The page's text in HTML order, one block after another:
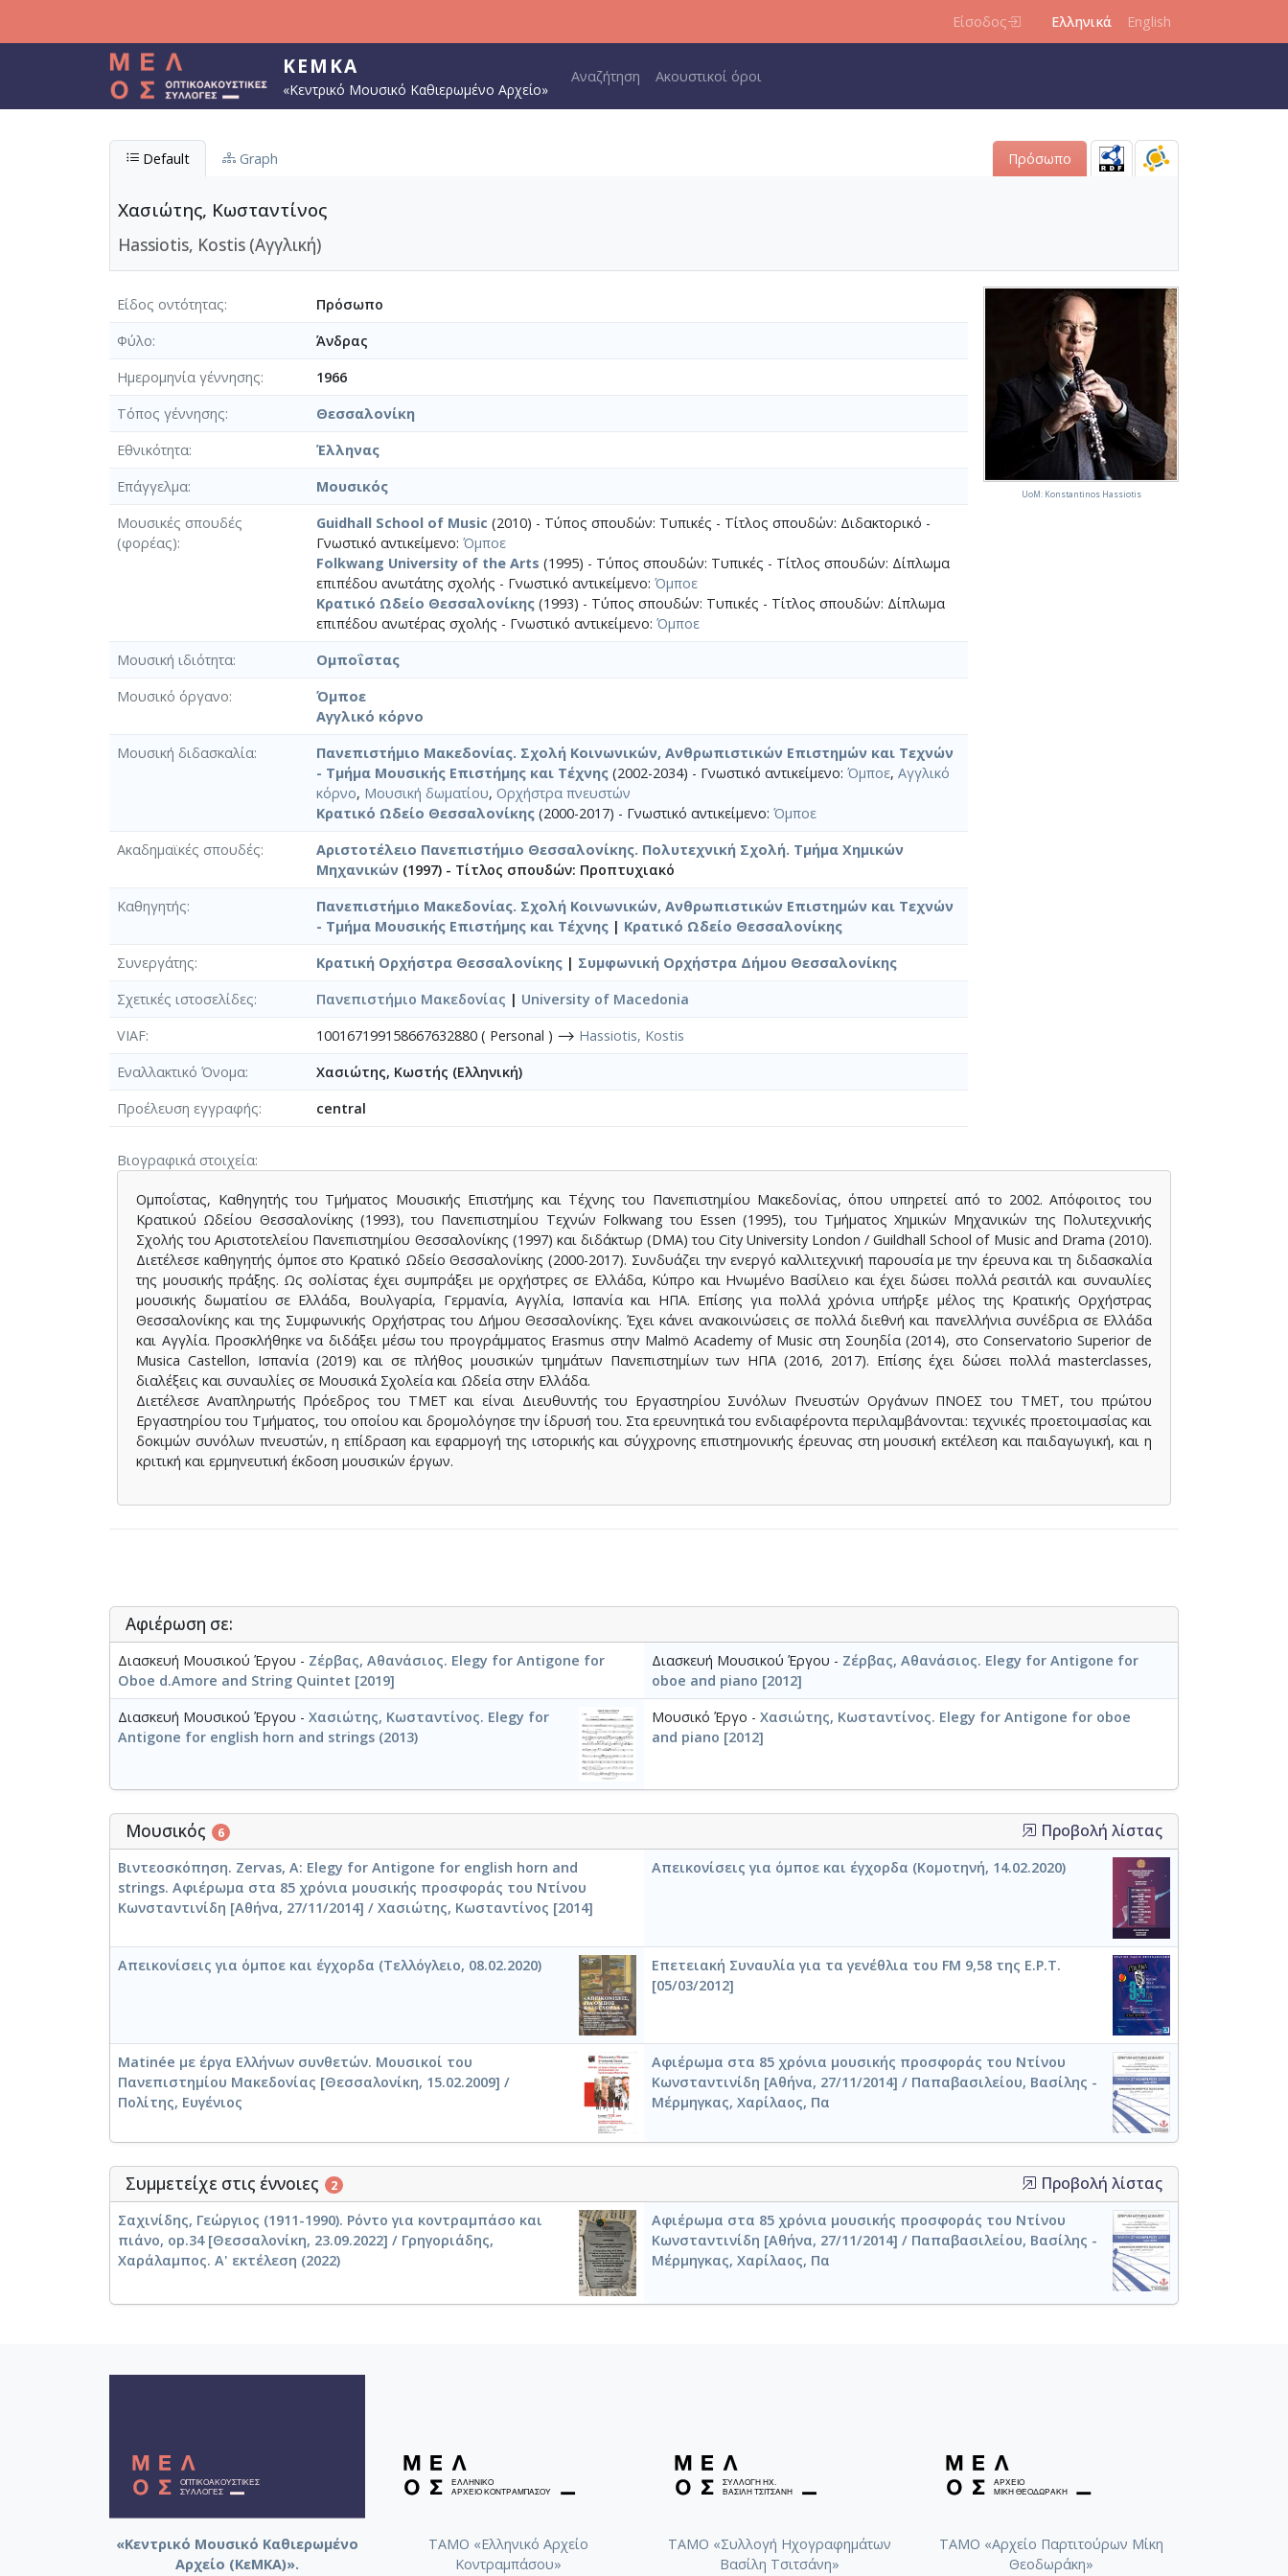
Είσοδος Ελληνικά English
ΚΕΜΚΑ
«Κεντρικό Μουσικό Καθιερωμένο Αρχείο»
Main navigation
Αναζήτηση Ακουστικοί όροι
Default Graph Πρόσωπο
Χασιώτης, Κωσταντίνος
Hassiotis, Kostis (Αγγλική)
Είδος οντότητας
Πρόσωπο
Φύλο
Άνδρας
Ημερομηνία γέννησης
1966
Τόπος γέννησης
Θεσσαλονίκη
Εθνικότητα
Έλληνας
Επάγγελμα
Μουσικός
Μουσικές σπουδές
(φορέας)
Guidhall School of Music (2010) - Τύπος σπουδών: Τυπικές - Τίτλος σπουδών: Διδακτορικό -
Γνωστικό αντικείμενο: Όμποε
Folkwang University of the Arts (1995) - Τύπος σπουδών: Τυπικές - Τίτλος σπουδών: Δίπλωμα
επιπέδου ανωτάτης σχολής - Γνωστικό αντικείμενο: Όμποε
Κρατικό Ωδείο Θεσσαλονίκης (1993) - Τύπος σπουδών: Τυπικές - Τίτλος σπουδών: Δίπλωμα
επιπέδου ανωτέρας σχολής - Γνωστικό αντικείμενο: Όμποε
Μουσική ιδιότητα
Ομποΐστας
Μουσικό όργανο
Όμποε
Αγγλικό κόρνο
Μουσική διδασκαλία
Πανεπιστήμιο Μακεδονίας. Σχολή Κοινωνικών, Ανθρωπιστικών Επιστημών και Τεχνών
- Τμήμα Μουσικής Επιστήμης και Τέχνης (2002-2034) - Γνωστικό αντικείμενο: Όμποε, Αγγλικό
κόρνο, Μουσική δωματίου, Ορχήστρα πνευστών
Κρατικό Ωδείο Θεσσαλονίκης (2000-2017) - Γνωστικό αντικείμενο: Όμποε
Ακαδημαϊκές σπουδές
Αριστοτέλειο Πανεπιστήμιο Θεσσαλονίκης. Πολυτεχνική Σχολή. Τμήμα Χημικών
Μηχανικών (1997) - Τίτλος σπουδών: Προπτυχιακό
Καθηγητής
Πανεπιστήμιο Μακεδονίας. Σχολή Κοινωνικών, Ανθρωπιστικών Επιστημών και Τεχνών
- Τμήμα Μουσικής Επιστήμης και Τέχνης | Κρατικό Ωδείο Θεσσαλονίκης
Συνεργάτης
Κρατική Ορχήστρα Θεσσαλονίκης | Συμφωνική Ορχήστρα Δήμου Θεσσαλονίκης
Σχετικές ιστοσελίδες
Πανεπιστήμιο Μακεδονίας | University of Macedonia
VIAF
100167199158667632880 ( Personal ) ⟶ Hassiotis, Kostis
Εναλλακτικό Όνομα
Χασιώτης, Κωστής (Ελληνική)
Προέλευση εγγραφής
central
UoM: Konstantinos Hassiotis
Βιογραφικά στοιχεία
Ομποΐστας, Καθηγητής του Τμήματος Μουσικής Επιστήμης και Τέχνης του Πανεπιστημίου Μακεδονίας, όπου υπηρετεί από το 2002. Απόφοιτος του
Κρατικού Ωδείου Θεσσαλονίκης (1993), του Πανεπιστημίου Τεχνών Folkwang του Essen (1995), του Τμήματος Χημικών Μηχανικών της Πολυτεχνικής
Σχολής του Αριστοτελείου Πανεπιστημίου Θεσσαλονίκης (1997) και διδάκτωρ (DMA) του City University London / Guildhall School of Music and Drama (2010).
Διετέλεσε καθηγητής όμποε στο Κρατικό Ωδείο Θεσσαλονίκης (2000-2017). Συνδυάζει την ενεργό καλλιτεχνική παρουσία με την έρευνα και τη διδασκαλία
της μουσικής πράξης. Ως σολίστας έχει συμπράξει με ορχήστρες σε Ελλάδα, Κύπρο και Ηνωμένο Βασίλειο και έχει δώσει πολλά ρεσιτάλ και συναυλίες
μουσικής δωματίου σε Ελλάδα, Βουλγαρία, Γερμανία, Αγγλία, Ισπανία και ΗΠΑ. Επίσης για πολλά χρόνια υπήρξε μέλος της Κρατικής Ορχήστρας
Θεσσαλονίκης και της Συμφωνικής Ορχήστρας του Δήμου Θεσσαλονίκης. Έχει κάνει ανακοινώσεις σε πολλά διεθνή και πανελλήνια συνέδρια σε Ελλάδα
και Αγγλία. Προσκλήθηκε να διδάξει μέσω του προγράμματος Erasmus στην Malmö Academy of Music στη Σουηδία (2014), στο Conservatorio Superior de
Musica Castellon, Ισπανία (2019) και σε πλήθος μουσικών τμημάτων Πανεπιστημίων των ΗΠΑ (2016, 2017). Επίσης έχει δώσει πολλά masterclasses,
διαλέξεις και συναυλίες σε Μουσικά Σχολεία και Ωδεία στην Ελλάδα.
Διετέλεσε Αναπληρωτής Πρόεδρος του ΤΜΕΤ και είναι Διευθυντής του Εργαστηρίου Συνόλων Πνευστών Οργάνων ΠΝΟΕΣ του ΤΜΕΤ, του πρώτου
Εργαστηρίου του Τμήματος, του οποίου και δρομολόγησε την ίδρυσή του. Στα ερευνητικά του ενδιαφέροντα περιλαμβάνονται: τεχνικές προετοιμασίας και
δοκιμών συνόλων πνευστών, η επίδραση και εφαρμογή της ιστορικής και σύγχρονης επιστημονικής έρευνας στη μουσική εκτέλεση και παιδαγωγική, και η
κριτική και ερμηνευτική έκδοση μουσικών έργων.
Αφιέρωση σε:
Διασκευή Μουσικού Έργου - Ζέρβας, Αθανάσιος. Elegy for Antigone for
Oboe d.Amore and String Quintet [2019]
Διασκευή Μουσικού Έργου - Ζέρβας, Αθανάσιος. Elegy for Antigone for
oboe and piano [2012]
Διασκευή Μουσικού Έργου - Χασιώτης, Κωσταντίνος. Elegy for
Antigone for english horn and strings (2013)
Μουσικό Έργο - Χασιώτης, Κωσταντίνος. Elegy for Antigone for oboe
and piano [2012]
Μουσικός 6 Προβολή λίστας
Βιντεοσκόπηση. Zervas, A: Elegy for Antigone for english horn and
strings. Αφιέρωμα στα 85 χρόνια μουσικής προσφοράς του Ντίνου
Κωνσταντινίδη [Αθήνα, 27/11/2014] / Χασιώτης, Κωσταντίνος [2014]
Απεικονίσεις για όμποε και έγχορδα (Κομοτηνή, 14.02.2020)
Απεικονίσεις για όμποε και έγχορδα (Τελλόγλειο, 08.02.2020)
Επετειακή Συναυλία για τα γενέθλια του FM 9,58 της Ε.Ρ.Τ.
[05/03/2012]
Matinée με έργα Ελλήνων συνθετών. Μουσικοί του
Πανεπιστημίου Μακεδονίας [Θεσσαλονίκη, 15.02.2009] /
Πολίτης, Ευγένιος
Αφιέρωμα στα 85 χρόνια μουσικής προσφοράς του Ντίνου
Κωνσταντινίδη [Αθήνα, 27/11/2014] / Παπαβασιλείου, Βασίλης -
Μέρμηγκας, Χαρίλαος, Πα
Συμμετείχε στις έννοιες 2 Προβολή λίστας
Σαχινίδης, Γεώργιος (1911-1990). Ρόντο για κοντραμπάσο και
πιάνο, op.34 [Θεσσαλονίκη, 23.09.2022] / Γρηγοριάδης,
Χαράλαμπος. Α' εκτέλεση (2022)
Αφιέρωμα στα 85 χρόνια μουσικής προσφοράς του Ντίνου
Κωνσταντινίδη [Αθήνα, 27/11/2014] / Παπαβασιλείου, Βασίλης -
Μέρμηγκας, Χαρίλαος, Πα
«Κεντρικό Μουσικό Καθιερωμένο
Αρχείο (ΚεΜΚΑ)».
ΤΑΜΟ «Ελληνικό Αρχείο
Κοντραμπάσου»
ΤΑΜΟ «Συλλογή Ηχογραφημάτων
Βασίλη Τσιτσάνη»
ΤΑΜΟ «Αρχείο Παρτιτούρων Μίκη
Θεοδωράκη»